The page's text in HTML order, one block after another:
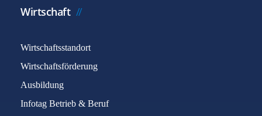
Wirtschaft
Wirtschaftsstandort
Wirtschaftsförderung
Ausbildung
Infotag Betrieb & Beruf